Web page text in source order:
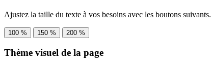
Ajustez la taille du texte à vos besoins avec les boutons suivants.
100 % 150 % 200 %
Thème visuel de la page